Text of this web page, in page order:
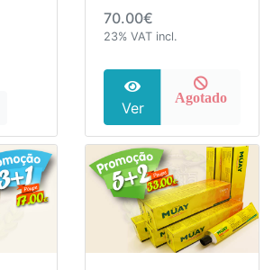
70.00€
23% VAT incl.
Ver
Agotado